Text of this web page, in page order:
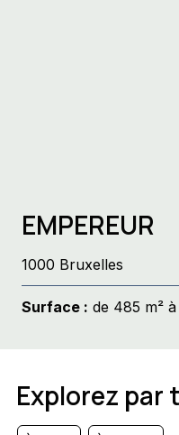
EMPEREUR
1000 Bruxelles
Surface : de 485 m²
Explorez par